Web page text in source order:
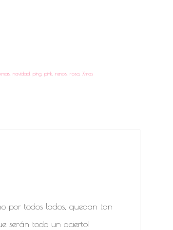
,navidad ,ping ,pink ,renos ,rosa Xmas
por todos lados, quedan tan
serán todo un acierto!